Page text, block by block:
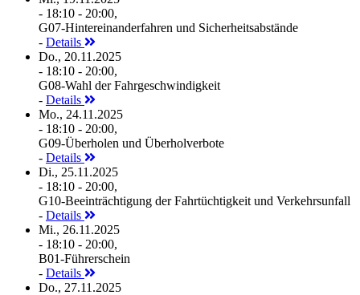
- 18:10 - 20:00,
G07-Hintereinanderfahren und Sicherheitsabstände
- Details
Do., 20.11.2025
- 18:10 - 20:00,
G08-Wahl der Fahrgeschwindigkeit
- Details
Mo., 24.11.2025
- 18:10 - 20:00,
G09-Überholen und Überholverbote
- Details
Di., 25.11.2025
- 18:10 - 20:00,
G10-Beeinträchtigung der Fahrtüchtigkeit und Verkehrsunfall
- Details
Mi., 26.11.2025
- 18:10 - 20:00,
B01-Führerschein
- Details
Do., 27.11.2025